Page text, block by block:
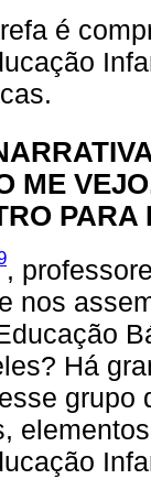
é
ME
PARA
,
nos
Há
grupo